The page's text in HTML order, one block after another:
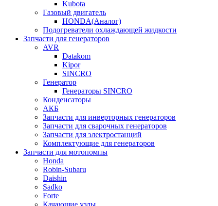
Kubota
Газовый двигатель
HONDA(Aналог)
Подогреватели охлаждающей жидкости
Запчасти для генераторов
AVR
Datakom
Kipor
SINCRO
Генератор
Генераторы SINCRO
Конденсаторы
АКБ
Запчасти для инверторных генераторов
Запчасти для сварочных генераторов
Запчасти для электростанций
Комплектующие для генераторов
Запчасти для мотопомпы
Honda
Robin-Subaru
Daishin
Sadko
Forte
Качающие узлы